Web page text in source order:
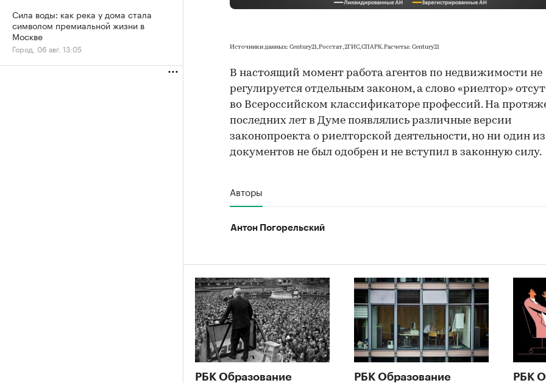
Источники данных: Century21, Росстат, 2ГИС, СПАРК. Расчеты: Century21
В настоящий момент работа агентов по недвижимости не
регулируется отдельным законом, а слово «риелтор»
во Всероссийском классификаторе профессий. На
последних лет в Думе появлялись различные версии
законопроекта о риелторской деятельности, но ни один
документов не был одобрен и не вступил в законную силу.
Авторы
Антон Погорельский
РБК Образование РБК Образование РБК
Сила воды: как река у дома стала
символом премиальной жизни в
Москве
Город, 06 авг, 13:05